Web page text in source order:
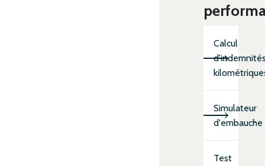
Calcul
Simulateur
d'embauche
Test